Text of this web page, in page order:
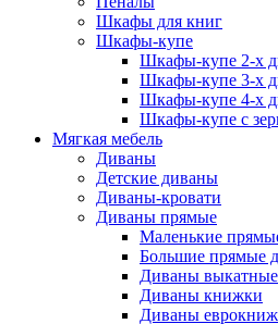
Шкафы для книг
Шкафы-купе
Шкафы-купе 2-х
Шкафы-купе 3-х
Шкафы-купе 4-х
Шкафы-купе с
Мягкая мебель
Диваны
Детские диваны
Диваны-кровати
Диваны прямые
Маленькие
Большие прямые
Диваны выкатные
Диваны книжки
Диваны